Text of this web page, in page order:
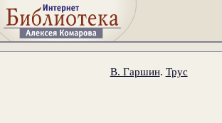
В. Гаршин. Трус